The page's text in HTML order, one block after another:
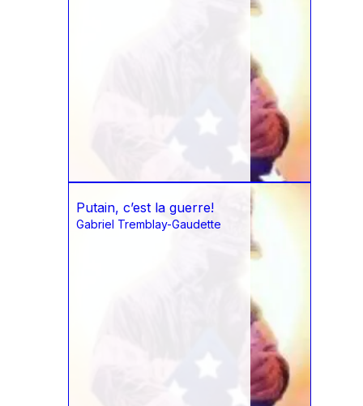
Putain, c’est la guerre!
Gabriel Tremblay-Gaudette